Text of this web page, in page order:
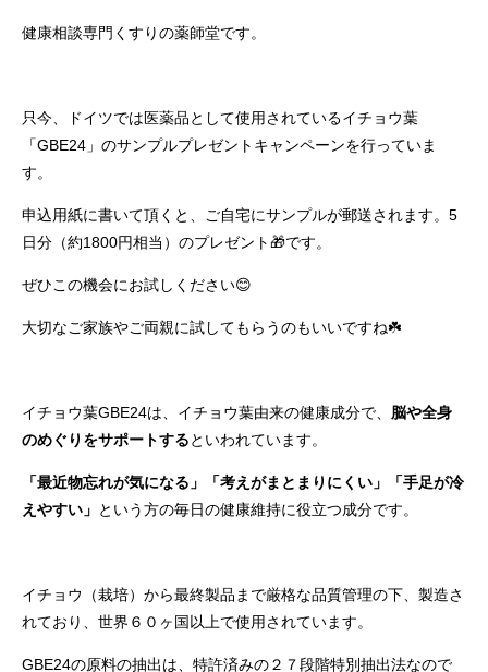
健康相談専門くすりの薬師堂です。
只今、ドイツでは医薬品として使用されているイチョウ葉
「GBE24」のサンプルプレゼントキャンペーンを行っていま
す。
申込用紙に書いて頂くと、ご自宅にサンプルが郵送されます。5
日分（約1800円相当）のプレゼント🎁です。
ぜひこの機会にお試しください😊
大切なご家族やご両親に試してもらうのもいいですね☘️
イチョウ葉GBE24は、イチョウ葉由来の健康成分で、 脳や全身
のめぐりをサポートするといわれています。
「最近物忘れが気になる」「考えがまとまりにくい」「手足が冷
えやすい」 という方の毎日の健康維持に役立つ成分です。
イチョウ（栽培）から最終製品まで厳格な品質管理の下、製造さ
れており、世界６０ヶ国以上で使用されています。
GBE24の原料の抽出は、特許済みの２７段階特別抽出法なので